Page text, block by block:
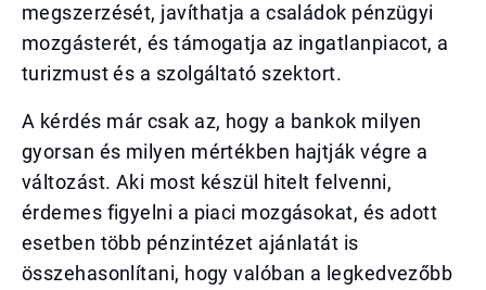
megszerzését, javíthatja a családok pénzügyi
mozgásterét, és támogatja az ingatlanpiacot, a
turizmust és a szolgáltató szektort.
A kérdés már csak az, hogy a bankok milyen
gyorsan és milyen mértékben hajtják végre a
változást. Aki most készül hitelt felvenni,
érdemes figyelni a piaci mozgásokat, és adott
esetben több pénzintézet ajánlatát is
összehasonlítani, hogy valóban a legkedvezőbb